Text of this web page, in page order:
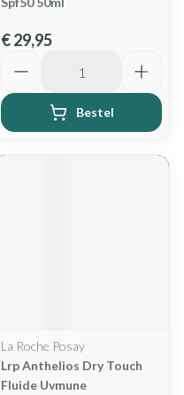
€ 29,95
Bestel
La Roche Posay
Lrp Anthelios Dry Touch
Fluide Uvmune